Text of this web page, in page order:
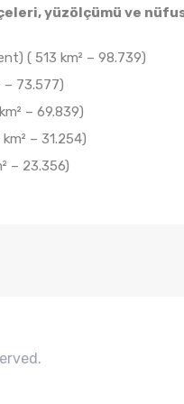
yüzölçümü ve
( 513 km² – 98.739)
– 73.577)
– 69.839)
– 31.254)
– 23.356)